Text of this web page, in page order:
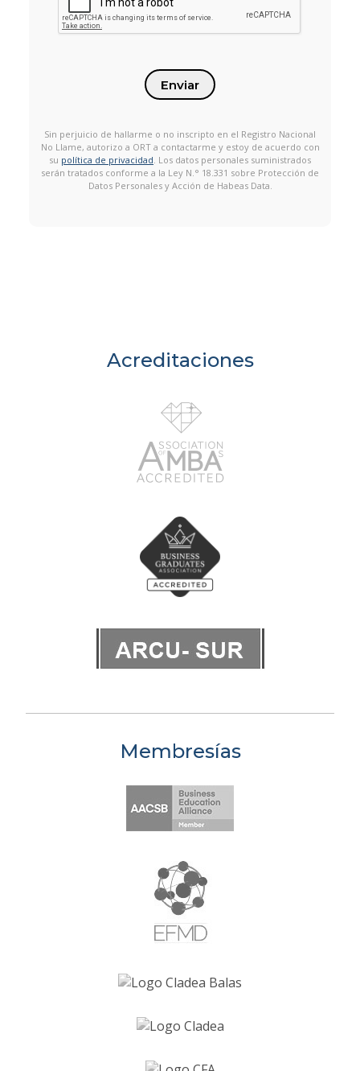
Enviar
Sin perjuicio de hallarme o no inscripto en el Registro Nacional
No Llame, autorizo a ORT a contactarme y estoy de acuerdo con
su política de privacidad. Los datos personales suministrados
serán tratados conforme a la Ley N.° 18.331 sobre Protección de
Datos Personales y Acción de Habeas Data.
Acreditaciones
Membresías